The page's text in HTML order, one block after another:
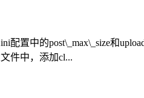
置中的post\_max\_size和
件中，添加cl...